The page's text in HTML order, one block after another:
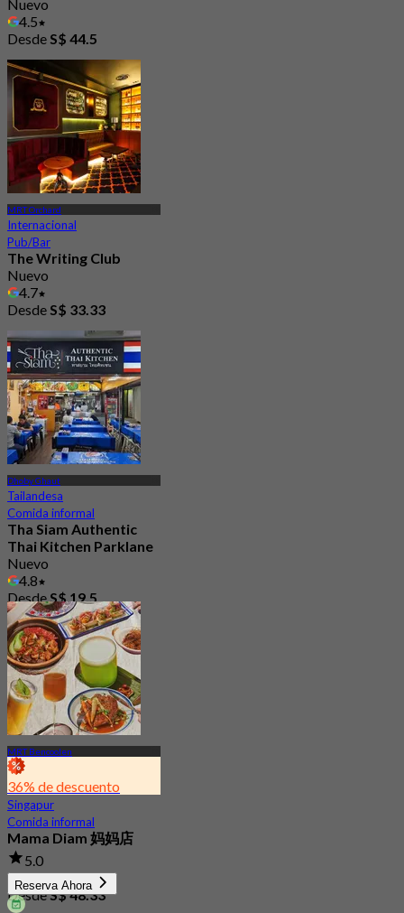
Nuevo
4.5
DesdeS$ 44.5
MRT Orchard
Internacional
Pub/Bar
The Writing Club
Nuevo
4.7
DesdeS$ 33.33
Dhoby Ghaut
Tailandesa
Comida informal
Tha Siam Authentic
Thai Kitchen Parklane
Nuevo
4.8
DesdeS$ 19.5
MRT Bencoolen
36% de descuento
Singapur
Comida informal
Mama Diam 妈妈店
5.0
299 Reservado
DesdeS$ 48.33
Reserva Ahora